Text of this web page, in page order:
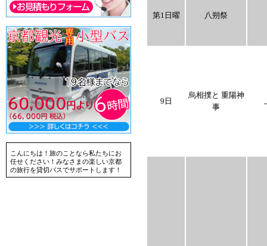
こんにちは！旅のことなら私たちにお
任せください！みなさまの楽しい京都
の旅行を貸切バスでサポートします！
第1日曜 八朔祭
9日
烏相撲と 重陽神
事